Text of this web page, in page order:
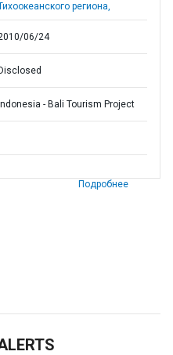
региона,
06/24
Disclosed
Indonesia - Bali Tourism Project
Подробнее